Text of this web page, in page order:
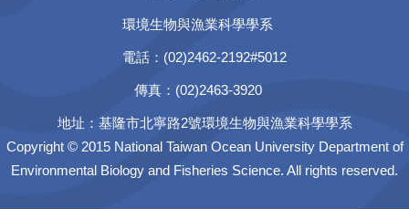
環境生物與漁業科學學系
電話：(02)2462-2192#5012
傳真：(02)2463-3920
地址：基隆市北寧路2號環境生物與漁業科學學系
Copyright © 2015 National Taiwan Ocean University Department of
Environmental Biology and Fisheries Science. All rights reserved.